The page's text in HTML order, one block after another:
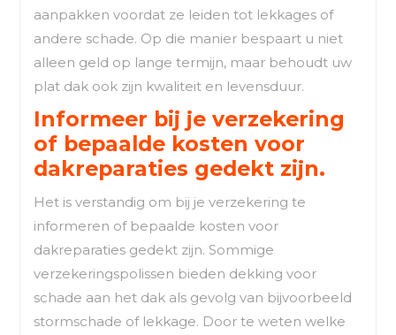
aanpakken voordat ze leiden tot lekkages of
andere schade. Op die manier bespaart u niet
alleen geld op lange termijn, maar behoudt uw
plat dak ook zijn kwaliteit en levensduur.
Informeer bij je verzekering
of bepaalde kosten voor
dakreparaties gedekt zijn.
Het is verstandig om bij je verzekering te
informeren of bepaalde kosten voor
dakreparaties gedekt zijn. Sommige
verzekeringspolissen bieden dekking voor
schade aan het dak als gevolg van bijvoorbeeld
stormschade of lekkage. Door te weten welke